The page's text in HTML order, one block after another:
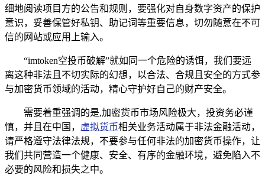
细地阅读项目方的公告和规则，要强化对自身数字资产的保护
意识，妥善保管好私钥、助记词等重要信息，切勿随意在不可
信的网站或应用上输入。
“imtoken空投币破解”就如同一个危险的诱饵，我们要远
离这种非法且不切实际的幻想，以合法、合规且安全的方式参
与加密货币领域的活动，精心守护好自己的财产安全。
需要着重强调的是,加密货币市场风险极大，投资务必谨
慎，并且在中国， 虚拟货币相关业务活动属于非法金融活动，
请严格遵守法律法规，不要参与任何非法的加密货币操作，让
我们共同营造一个健康、安全、有序的金融环境，避免陷入不
必要的风险和损失之中。